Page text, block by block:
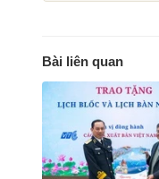
Bài liên quan